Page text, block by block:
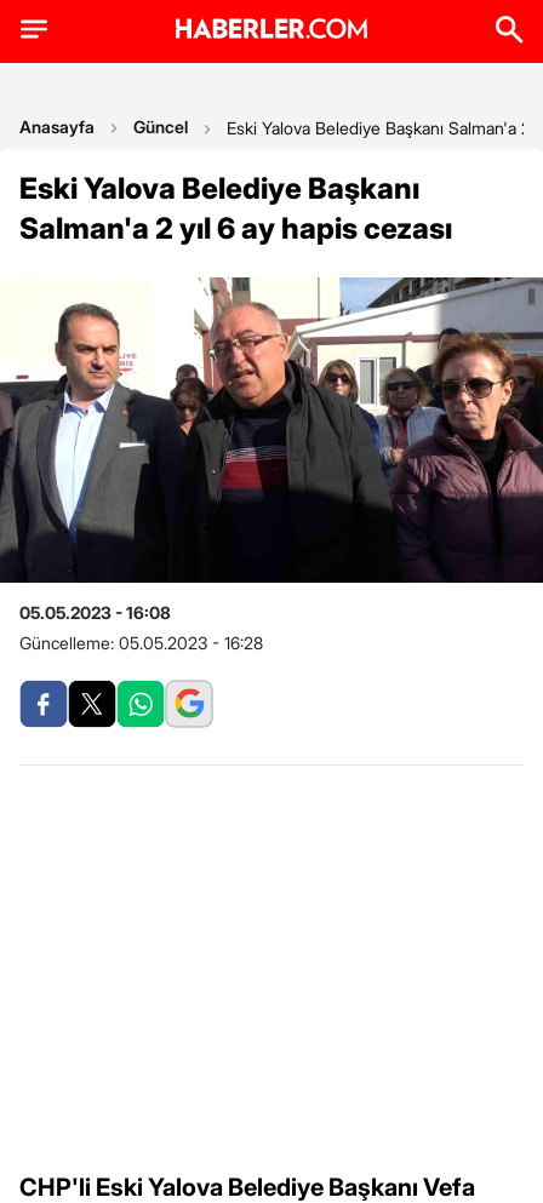
Anasayfa Güncel Eski Yalova Belediye Başkanı Salman'a 2
Eski Yalova Belediye Başkanı
Salman'a 2 yıl 6 ay hapis cezası
05.05.2023 - 16:08
Güncelleme: 05.05.2023 - 16:28
CHP'li Eski Yalova Belediye Başkanı Vefa